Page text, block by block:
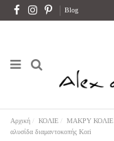
Blog
Αρχική ΚΟΛΙΕ ΜΑΚΡΥ ΚΟΛΙΕ
αλυσίδα διαμαντοκοπής Kori